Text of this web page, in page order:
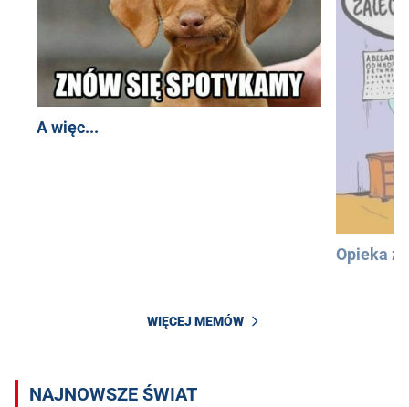
A więc...
Opieka
WIĘCEJ MEMÓW
NAJNOWSZE ŚWIAT